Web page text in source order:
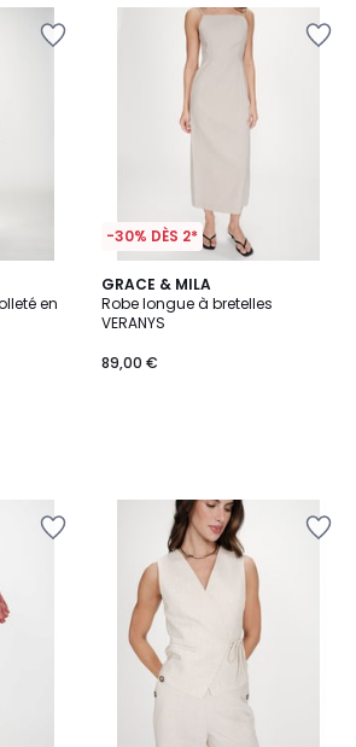
en
-30% DÈS 2*
GRACE & MILA
Robe longue à bretelles
VERANYS
89,00 €